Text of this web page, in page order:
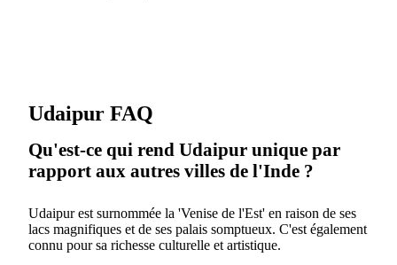
Udaipur FAQ
Qu'est-ce qui rend Udaipur unique par
rapport aux autres villes de l'Inde ?
Udaipur est surnommée la 'Venise de l'Est' en raison de ses
lacs magnifiques et de ses palais somptueux. C'est également
connu pour sa richesse culturelle et artistique.